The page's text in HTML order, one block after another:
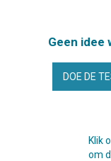
Geen idee
DOE DE
Klik
om